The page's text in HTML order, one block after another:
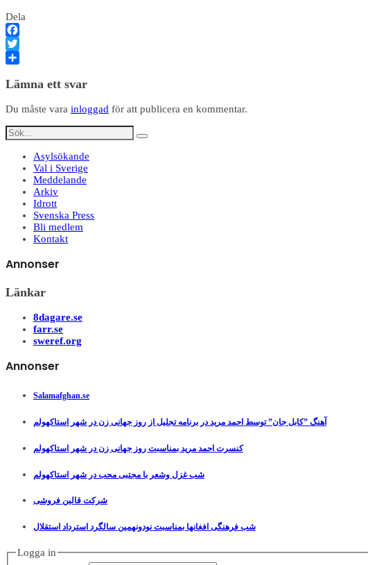
Dela
Facebook
Twitter
Lämna ett svar
Du måste vara inloggad för att publicera en kommentar.
Asylsökande
Val i Sverige
Meddelande
Arkiv
Idrott
Svenska Press
Bli medlem
Kontakt
Annonser
Länkar
8dagare.se
farr.se
sweref.org
Annonser
Salamafghan.se
آهنگ ”کابل جان” توسط احمد مرید در برنامه تجلیل از روز جهانی زن در شهر استاکهولم
کنسرت احمد مرید بمناسبت روز جهانی زن در شهر استاکهولم
شب غزل وشعر با مجتبی محب در شهر استاکهولم
شرکت قالین فروشی
شب فرهنگی افغانها بمناسبت نودونهمین سالگرد استرداد استقلال
Logga in